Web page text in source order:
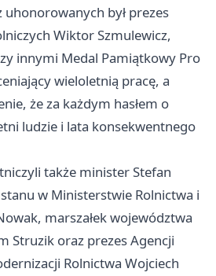
uhonorowanych był prezes
Wiktor Szmulewicz,
innymi Medal Pamiątkowy Pro
wieloletnią pracę, a
że za każdym hasłem o
ludzie i lata konsekwentnego
także minister Stefan
w Ministerstwie Rolnictwa i
marszałek województwa
Struzik oraz prezes Agencji
Rolnictwa Wojciech